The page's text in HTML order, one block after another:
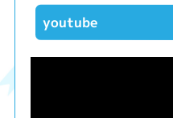
youtube